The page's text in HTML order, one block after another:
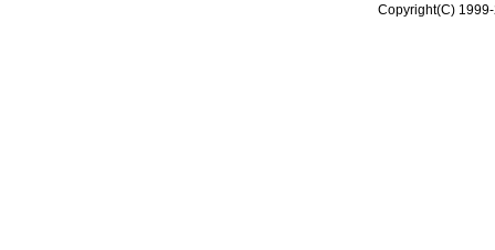
Copyright(C)